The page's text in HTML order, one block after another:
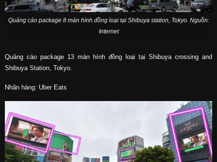
Quảng cáo package 8 màn hình đồng loại tại Shibuya station, Tokyo. Nguồn:
Internet
Quảng cáo package 13 màn hình đồng loại tại Shibuya crossing and
Shibuya Station, Tokyo.
Nhãn hàng: Uber Eats